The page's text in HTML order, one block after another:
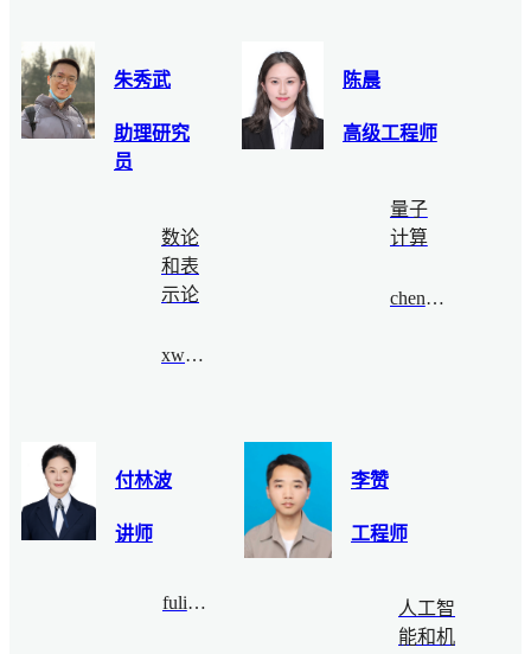
朱秀武
助理研究
员
数论
和表
示论
xwzhu@bimsa.cn
陈晨
高级工程师
量子
计算
chenchen@bimsa.cn
付林波
讲师
fulinbo@bimsa.cn
李赞
工程师
人工智
能和机